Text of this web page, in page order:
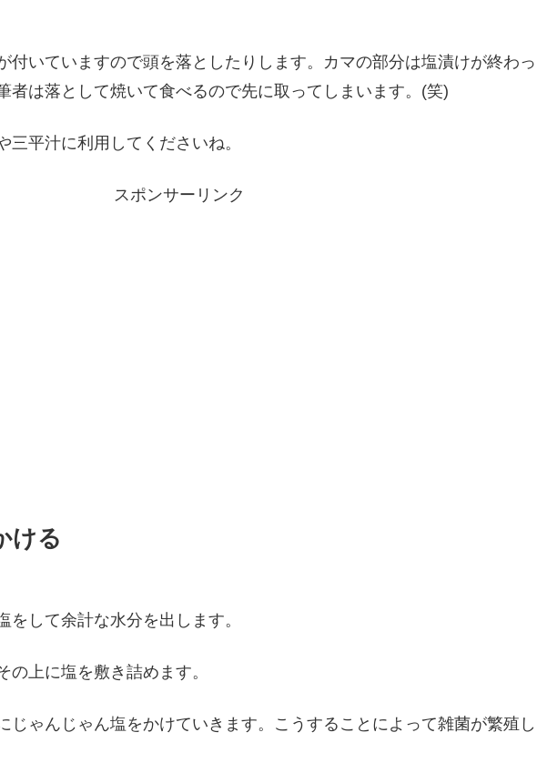
付いていますので頭を落としたりします。カマの部分は塩漬けが終わっ
者は落として焼いて食べるので先に取ってしまいます。(笑)
三平汁に利用してくださいね。
スポンサーリンク
ける
をして余計な水分を出します。
上に塩を敷き詰めます。
じゃんじゃん塩をかけていきます。こうすることによって雑菌が繁殖し